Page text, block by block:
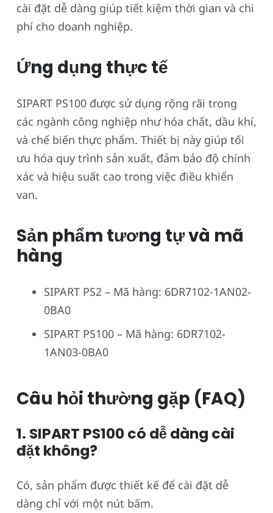
cài đặt dễ dàng giúp tiết kiệm thời gian và chi
phí cho doanh nghiệp.
Ứng dụng thực tế
SIPART PS100 được sử dụng rộng rãi trong
các ngành công nghiệp như hóa chất, dầu khí,
và chế biến thực phẩm. Thiết bị này giúp tối
ưu hóa quy trình sản xuất, đảm bảo độ chính
xác và hiệu suất cao trong việc điều khiển
van.
Sản phẩm tương tự và mã
hàng
SIPART PS2 – Mã hàng: 6DR7102-1AN02-
0BA0
SIPART PS100 – Mã hàng: 6DR7102-
1AN03-0BA0
Câu hỏi thường gặp (FAQ)
1. SIPART PS100 có dễ dàng cài
đặt không?
Có, sản phẩm được thiết kế để cài đặt dễ
dàng chỉ với một nút bấm.